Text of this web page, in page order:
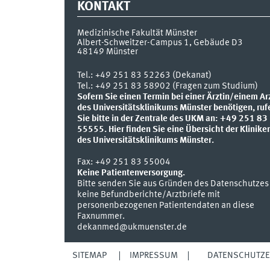
KONTAKT
Medizinische Fakultät Münster
Albert-Schweitzer-Campus 1, Gebäude D3
48149 Münster
Tel.: +49 251 83 52263 (Dekanat)
Tel.: +49 251 83 58902 (Fragen zum Studium)
Sofern Sie einen Termin bei einer Ärztin/einem
des Universitätsklinikums Münster benötigen,
Sie bitte in der Zentrale des UKM an: +49 251 83
55555. Hier finden Sie eine Übersicht der
des Universitätsklinikums Münster.
Fax: +49 251 83 55004
Keine Patientenversorgung.
Bitte senden Sie aus Gründen des Datenschutzes
keine Befundberichte/Arztbriefe mit
personenbezogenen Patientendaten an diese
Faxnummer.
dekanmed@ukmuenster.de
SITEMAP IMPRESSUM